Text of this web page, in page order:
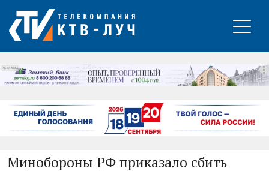
РЕКЛАМА
Минобороны РФ приказало сбить